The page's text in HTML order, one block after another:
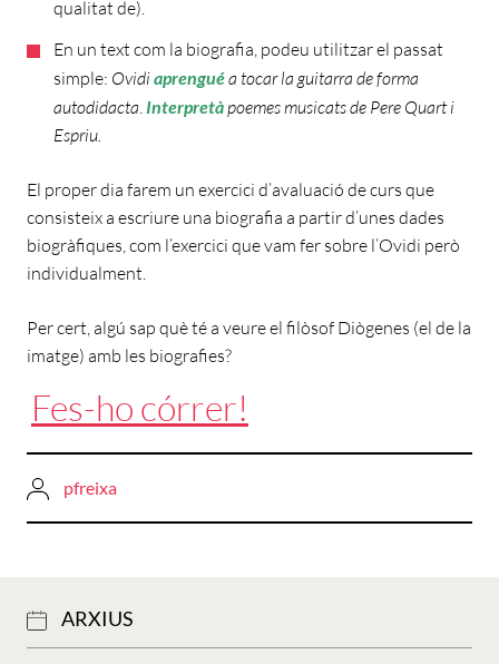
qualitat de).
En un text com la biografia, podeu utilitzar el passat
simple: Ovidiaprenguéa tocar la guitarra de forma
autodidacta Interpretà poemes musicats de Pere Quart i
Espriu.
El proper dia farem un exercici d’avaluació de curs que
consisteix a escriure una biografia a partir d’unes dades
biogràfiques, com l’exercici que vam fer sobre l’Ovidi però
individualment.
Per cert, algú sap què té a veure el filòsof Diògenes (el de la
imatge) amb les biografies?
Fes-ho córrer!
pfreixa
ARXIUS